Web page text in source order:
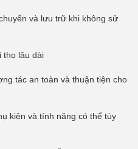
và lưu trữ khi không sử
thọ lâu dài
tác an toàn và thuận tiện cho
kiện và tính năng có thể tùy